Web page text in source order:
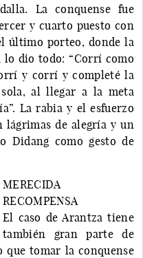
La conquense fue
y cuarto puesto con
último porteo, donde la
lo dio todo: “Corrí como
y corrí y completé la
al llegar a la meta
La rabia y el esfuerzo
de alegría y un
Didang como gesto de
MERECIDA
RECOMPENSA
El caso de Arantza tiene
también gran parte de
tomar la conquense